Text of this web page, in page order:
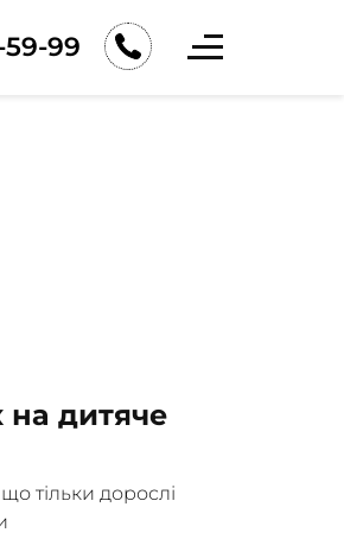
59-99
на дитяче
тільки дорослі